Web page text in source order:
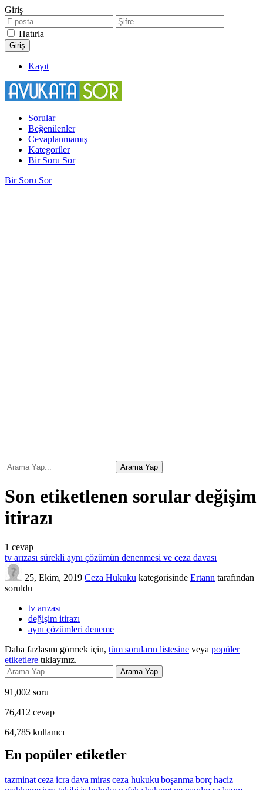
Giriş
Hatırla
Kayıt
Sorular
Beğenilenler
Cevaplanmamış
Kategoriler
Bir Soru Sor
Bir Soru Sor
Son etiketlenen sorular değişim
itirazı
1 cevap
tv arızası sürekli aynı çözümün denenmesi ve ceza davası
25, Ekim, 2019 Ceza Hukuku kategorisinde Ertann tarafından
soruldu
tv arızası
değişim itirazı
aynı çözümleri deneme
Daha fazlasını görmek için, tüm soruların listesine veya popüler
etiketlere tıklayınız.
91,002 soru
76,412 cevap
64,785 kullanıcı
En popüler etiketler
tazminatceza icra dava mirasceza hukuku boşanma borçhaciz